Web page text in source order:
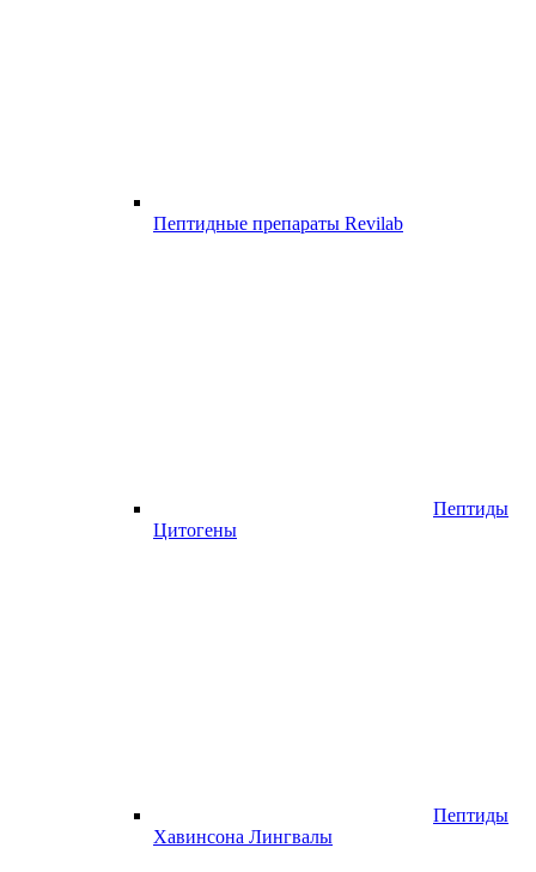
Пептидные препараты Revilab
Пептиды
Цитогены
Пептиды
Хавинсона Лингвалы